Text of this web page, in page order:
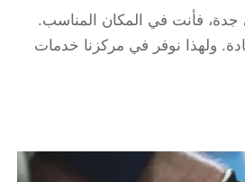
فأنت في المكان المناسب.
ولهذا نوفر في مركزنا خدمات